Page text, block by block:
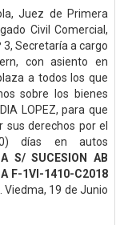
Juez de Primera
Civil Comercial,
3, Secretaría a cargo
con asiento en
a todos los que
sobre los bienes
LOPEZ, para que
sus derechos por el
días en autos
S/ SUCESION AB
F-1VI-1410-C2018
Viedma, 19 de Junio